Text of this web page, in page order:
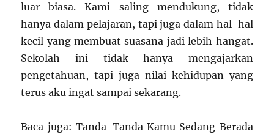
luar biasa. Kami saling mendukung, tidak
hanya dalam pelajaran, tapi juga dalam hal-hal
kecil yang membuat suasana jadi lebih hangat.
Sekolah ini tidak hanya mengajarkan
pengetahuan, tapi juga nilai kehidupan yang
terus aku ingat sampai sekarang.
Baca juga: Tanda-Tanda Kamu Sedang Berada